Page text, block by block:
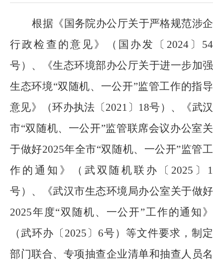
根据《国务院办公厅关于严格规范涉企
行政检查的意见》
（ 国办发〔 2024〕54
号） 、《生态环境部办公厅关于进一步加强
生态环境“双随机、一公开”监管工作的指导
意见》（环办执法〔2021〕18号）、《武汉
市“双随机、一公开”监管联席会议办公室关
于做好2025年全市“双随机、一公开”监管工
作的通知》（武双随机联办〔2025〕1
号）、
《武汉市生态环境局办公室关于做好
2025年度“双随机、一公开”工作的通知》
（武环办〔2025〕6号） 等文件要求， 制定
部门联合、 专项抽查企业清单和抽查人员名